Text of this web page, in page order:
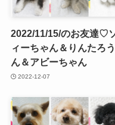
2022/11/15/のお友達♡
ィーちゃん＆りんたろう
ん＆アビーちゃん
2022-12-07